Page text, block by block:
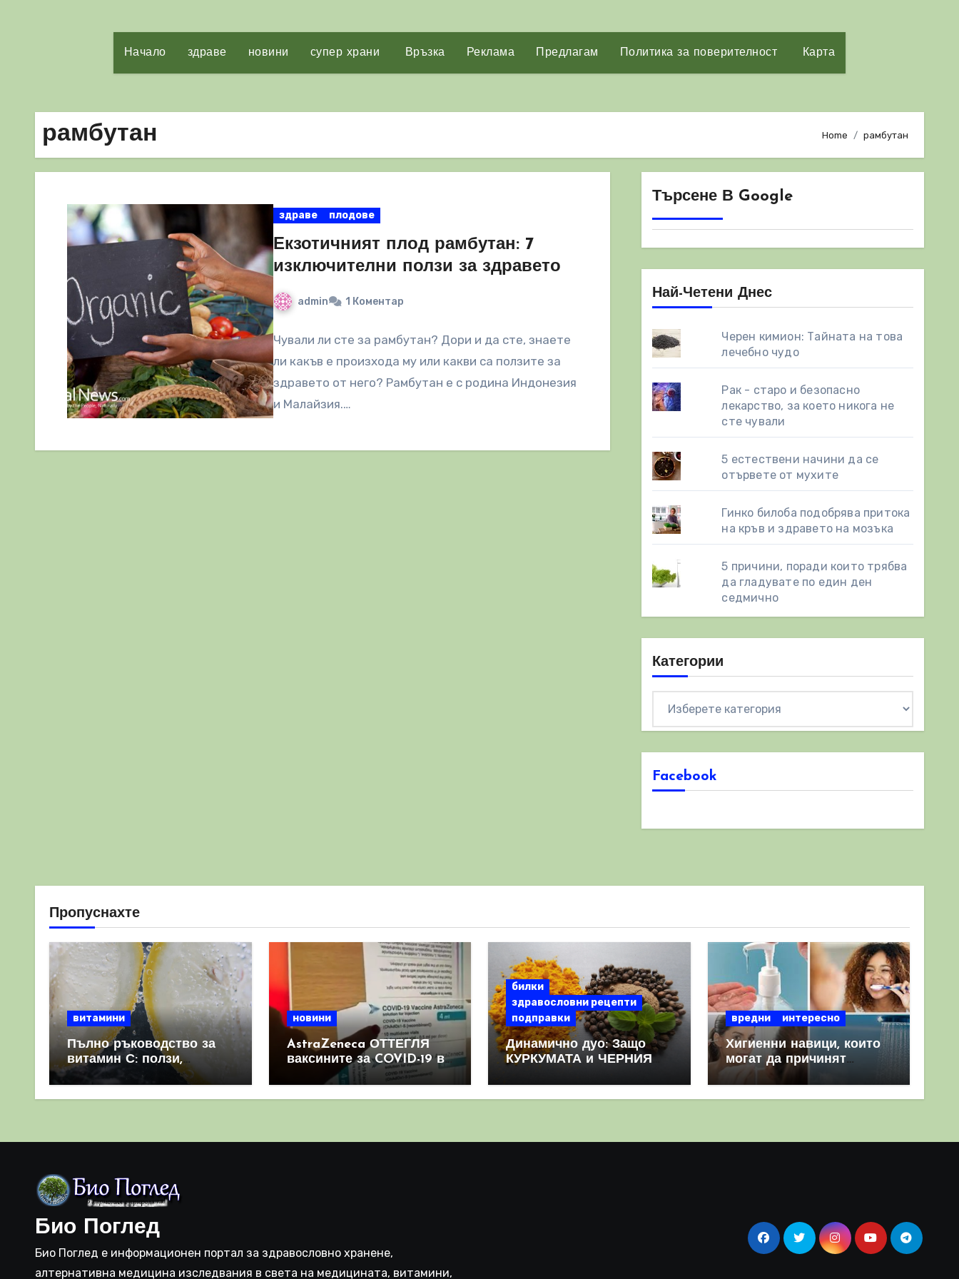
Начало здраве новини супер храни Връзка Реклама Предлагам Политика за поверителност Карта
рамбутан Home рамбутан
здраве плодове
Екзотичният плод рамбутан: 7
изключителни ползи за здравето
admin 1 Коментар
Чували ли сте за рамбутан? Дори и да сте, знаете
ли какъв е произхода му или какви са ползите за
здравето от него? Рамбутан е с родина Индонезия
и Малайзия.…
Търсене В Google
Най-Четени Днес
Черен кимион: Тайната на това
лечебно чудо
Рак - старо и безопасно
лекарство, за което никога не
сте чували
5 естествени начини да се
отървете от мухите
Гинко билоба подобрява притока
на кръв и здравето на мозъка
5 причини, поради които трябва
да гладувате по един ден
седмично
Категории
Facebook
Пропуснахте
витамини
Пълно ръководство за
витамин С: ползи,
източници и защо е
важен за имунната
новини
AstraZeneca ОТТЕГЛЯ
ваксините за COVID-19 в
световен мащаб, след
като призна, че те
билки
здравословни рецепти
подправки
Динамично дуо: Защо
КУРКУМАТА и ЧЕРНИЯ
комбинация
вредни интересно
Хигиенни навици, които
могат да причинят
повече вреда, отколкото
полза
Био Поглед
Био Поглед е информационен портал за здравословно хранене,
алтернативна медицина изследвания в света на медицината, витамини,